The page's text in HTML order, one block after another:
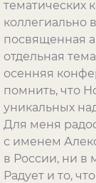
тематических
коллегиально
посвященная
отдельная
осенняя
помнить, что
уникальных
Для меня
с именем
в России, ни в
Радует и то,